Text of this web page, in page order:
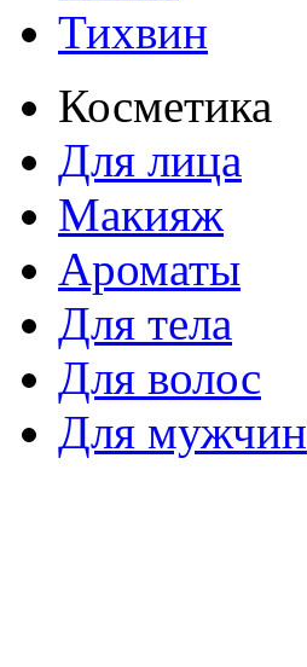
Тихвин
Косметика
Для лица
Макияж
Ароматы
Для тела
Для волос
Для мужчин